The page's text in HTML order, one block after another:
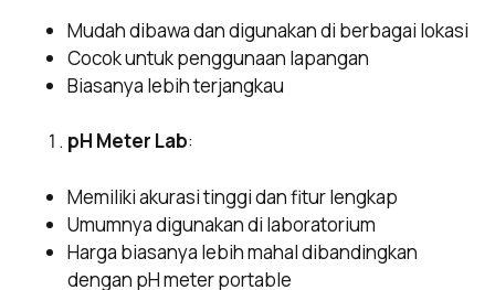
Mudah dibawa dan digunakan di berbagai lokasi
Cocok untuk penggunaan lapangan
Biasanya lebih terjangkau
pH Meter Lab:
Memiliki akurasi tinggi dan fitur lengkap
Umumnya digunakan di laboratorium
Harga biasanya lebih mahal dibandingkan
dengan pH meter portable